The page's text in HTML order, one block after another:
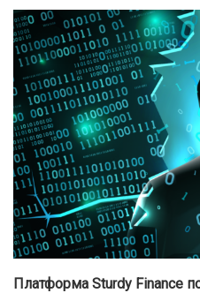
Платформа Sturdy Finance